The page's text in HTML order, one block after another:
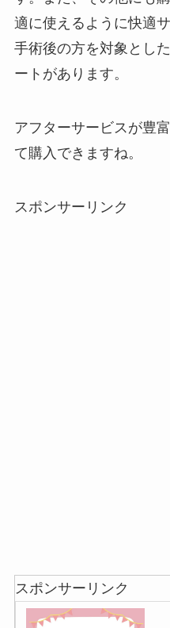
適に使えるように快適
手術後の方を対象とし
ートがあります。
アフターサービスが豊
て購入できますね。
スポンサーリンク
スポンサーリンク